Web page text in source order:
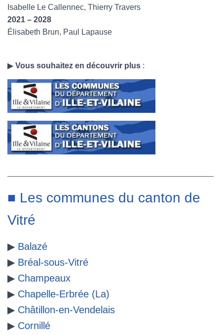
Isabelle Le Callennec, Thierry Travers
2021 – 2028
Élisabeth Brun, Paul Lapause
▶ Vous souhaitez en découvrir plus :
■ Les communes du canton de
Vitré
▶ Balazé
▶ Bréal-sous-Vitré
▶ Champeaux
▶ Chapelle-Erbrée (La)
▶ Châtillon-en-Vendelais
▶ Cornillé